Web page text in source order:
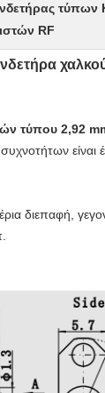
τύπων
RF
τύπου 2,92
διεπαφή,